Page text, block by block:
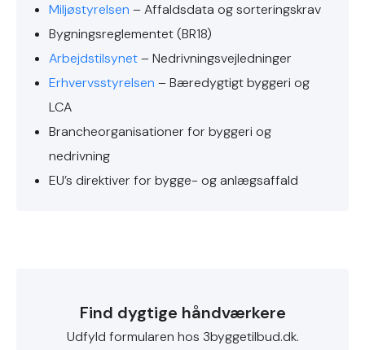
Miljøstyrelsen – Affaldsdata og sorteringskrav
Bygningsreglementet (BR18)
Arbejdstilsynet– Nedrivningsvejledninger
Erhvervsstyrelsen – Bæredygtigt byggeri og
LCA
Brancheorganisationer for byggeri og
nedrivning
EU’s direktiver for bygge- og anlægsaffald
Find dygtige håndværkere
Udfyld formularen hos 3byggetilbud.dk.